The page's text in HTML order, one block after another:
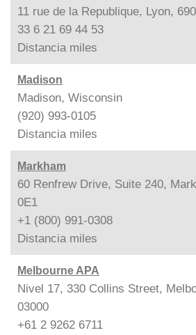
11 rue de la Republique, Lyon,
33 6 21 69 44 53
Distancia miles
Madison
Madison, Wisconsin
(920) 993-0105
Distancia miles
Markham
60 Renfrew Drive, Suite 240,
0E1
+1 (800) 991-0308
Distancia miles
Melbourne APA
Nivel 17, 330 Collins Street,
03000
+61 2 9262 6711